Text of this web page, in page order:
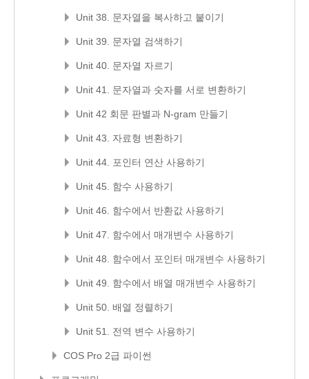
Unit 38. 문자열을 복사하고 붙이기
Unit 39. 문자열 검색하기
Unit 40. 문자열 자르기
Unit 41. 문자열과 숫자를 서로 변환하기
Unit 42 회문 판별과 N-gram 만들기
Unit 43. 자료형 변환하기
Unit 44. 포인터 연산 사용하기
Unit 45. 함수 사용하기
Unit 46. 함수에서 반환값 사용하기
Unit 47. 함수에서 매개변수 사용하기
Unit 48. 함수에서 포인터 매개변수 사용하기
Unit 49. 함수에서 배열 매개변수 사용하기
Unit 50. 배열 정렬하기
Unit 51. 전역 변수 사용하기
COS Pro 2급 파이썬